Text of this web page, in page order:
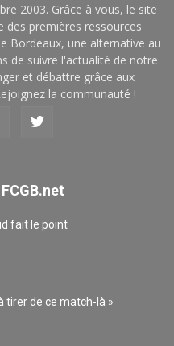
2003. Grâce à vous, le site
premières ressources
Bordeaux, une alternative au
de suivre l'actualité de notre
et débattre grâce aux
la communauté !
fait le point
tirer de ce match-là »